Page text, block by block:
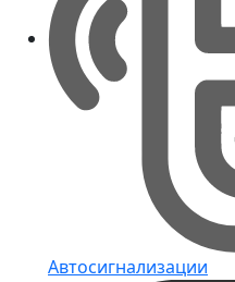
Автосигнализации